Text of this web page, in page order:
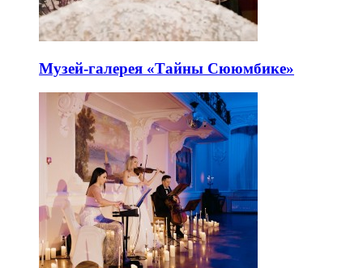
Музей-галерея «Тайны Сююмбике»